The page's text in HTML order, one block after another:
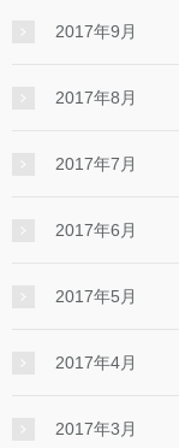
2017年9月
2017年8月
2017年7月
2017年6月
2017年5月
2017年4月
2017年3月